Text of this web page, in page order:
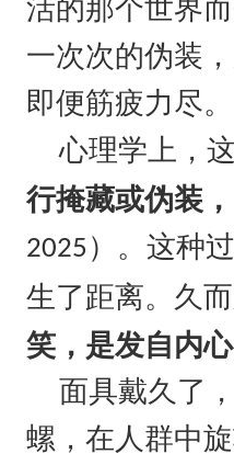
活的那个世界
一次次的伪装
即便筋疲力尽。
心理学上，
行掩藏或伪装
2025 ）。这种
生了距离。久
笑，是发自内
面具戴久了
螺，在人群中